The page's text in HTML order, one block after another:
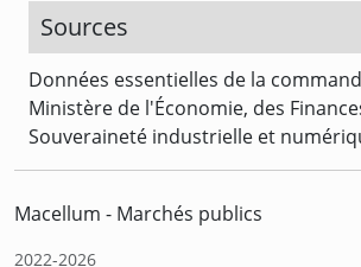
Sources
Données essentielles de la
Ministère de l'Économie, des
Souveraineté industrielle et
Macellum - Marchés publics
2022-2026